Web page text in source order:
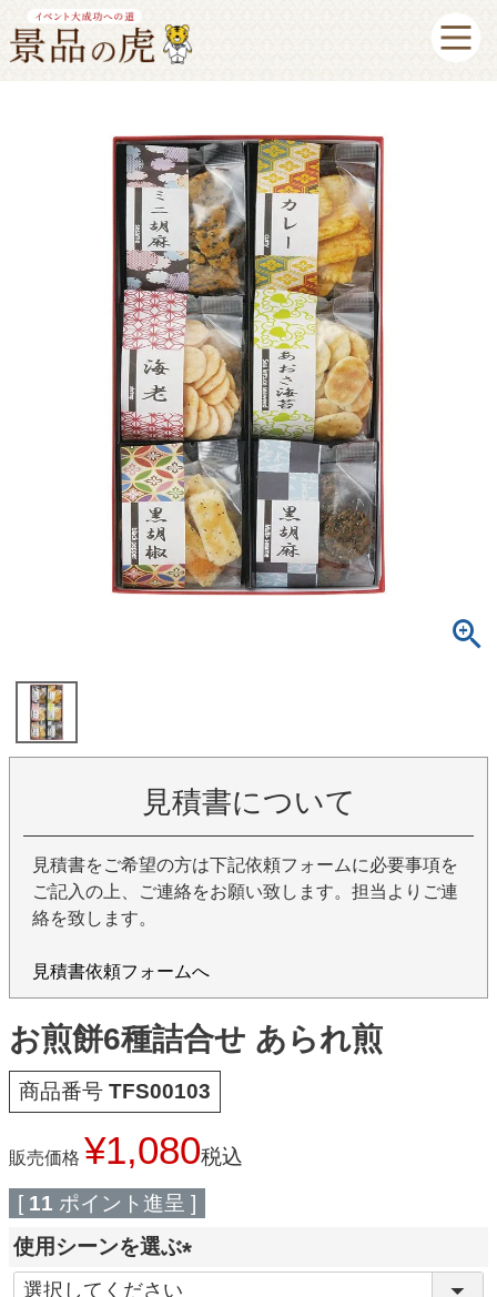
見積書について
見積書をご希望の方は下記依頼フォームに必要事項を
ご記入の上、ご連絡をお願い致します。担当よりご連
絡を致します。
見積書依頼フォームへ
お煎餅6種詰合せ あられ煎
商品番号 TFS00103
販売価格 ¥1,080税込
[ 11 ポイント進呈 ]
使用シーンを選ぶ